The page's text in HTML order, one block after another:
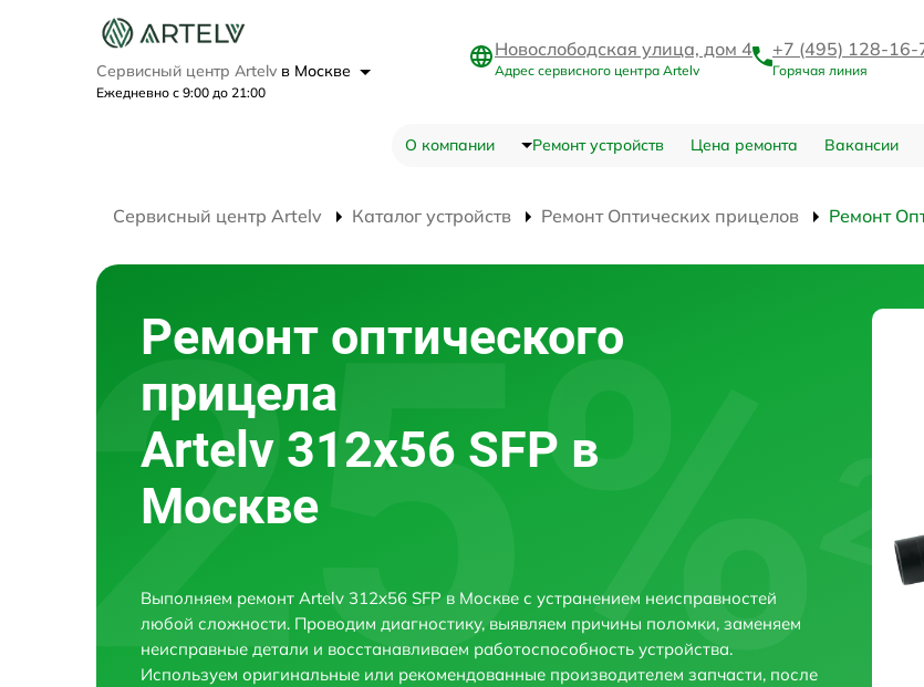
Сервисный центр Artelv в Москве
Ежедневно с 9:00 до 21:00
Новослободская улица, дом 4
Адрес сервисного центра Artelv
+7 (495) 128-16-
Горячая линия
О компании Ремонт устройств Цена ремонта Вакансии
Сервисный центр Artelv Каталог устройств Ремонт Оптических прицелов Ремонт
Ремонт оптического
прицела
Artelv 312x56 SFP в
Москве
Выполняем ремонт Artelv 312x56 SFP в Москве с устранением неисправностей
любой сложности. Проводим диагностику, выявляем причины поломки, заменяем
неисправные детали и восстанавливаем работоспособность устройства.
Используем оригинальные или рекомендованные производителем запчасти, после